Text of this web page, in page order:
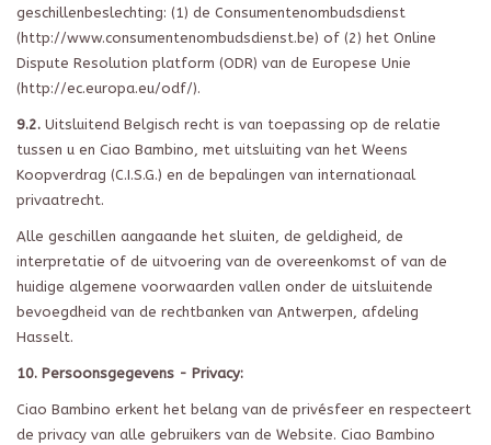
geschillenbeslechting: (1) de Consumentenombudsdienst
(http://www.consumentenombudsdienst.be) of (2) het Online
Dispute Resolution platform (ODR) van de Europese Unie
(http://ec.europa.eu/odf/).
9.2. Uitsluitend Belgisch recht is van toepassing op de relatie
tussen u en Ciao Bambino, met uitsluiting van het Weens
Koopverdrag (C.I.S.G.) en de bepalingen van internationaal
privaatrecht.
Alle geschillen aangaande het sluiten, de geldigheid, de
interpretatie of de uitvoering van de overeenkomst of van de
huidige algemene voorwaarden vallen onder de uitsluitende
bevoegdheid van de rechtbanken van Antwerpen, afdeling
Hasselt.
10. Persoonsgegevens - Privacy:
Ciao Bambino erkent het belang van de privésfeer en respecteert
de privacy van alle gebruikers van de Website. Ciao Bambino